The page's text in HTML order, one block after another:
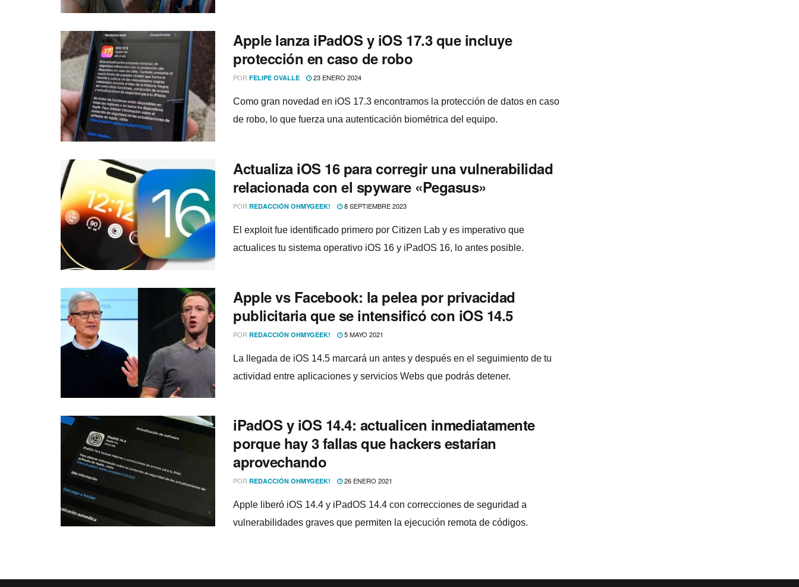
Apple lanza iPadOS y iOS 17.3 que incluye
protección en caso de robo
POR FELIPE OVALLE 23 ENERO 2024
Como gran novedad en iOS 17.3 encontramos la protección de datos en caso
de robo, lo que fuerza una autenticación biométrica del equipo.
Actualiza iOS 16 para corregir una vulnerabilidad
relacionada con el spyware «Pegasus»
POR REDACCIÓN OHMYGEEK! 8 SEPTIEMBRE 2023
El exploit fue identificado primero por Citizen Lab y es imperativo que
actualices tu sistema operativo iOS 16 y iPadOS 16, lo antes posible.
Apple vs Facebook: la pelea por privacidad
publicitaria que se intensificó con iOS 14.5
POR REDACCIÓN OHMYGEEK! 5 MAYO 2021
La llegada de iOS 14.5 marcará un antes y después en el seguimiento de tu
actividad entre aplicaciones y servicios Webs que podrás detener.
iPadOS y iOS 14.4: actualicen inmediatamente
porque hay 3 fallas que hackers estarí­an
aprovechando
POR REDACCIÓN OHMYGEEK! 26 ENERO 2021
Apple liberó iOS 14.4 y iPadOS 14.4 con correcciones de seguridad a
vulnerabilidades graves que permiten la ejecución remota de códigos.